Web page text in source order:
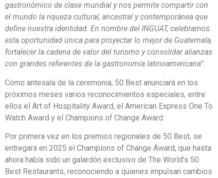
gastronómico de clase mundial y nos permite compartir con
el mundo la riqueza cultural, ancestral y contemporánea que
define nuestra identidad. En nombre del INGUAT, celebramos
esta oportunidad única para proyectar lo mejor de Guatemala,
fortalecer la cadena de valor del turismo y consolidar alianzas
con grandes referentes de la gastronomía latinoamericana”.
Como antesala de la ceremonia, 50 Best anunciará en los
próximos meses varios reconocimientos especiales, entre
ellos el Art of Hospitality Award, el American Express One To
Watch Award y el Champions of Change Award.
Por primera vez en los premios regionales de 50 Best, se
entregará en 2025 el Champions of Change Award, que hasta
ahora había sido un galardón exclusivo de The World’s 50
Best Restaurants, reconociendo a quienes impulsan cambios